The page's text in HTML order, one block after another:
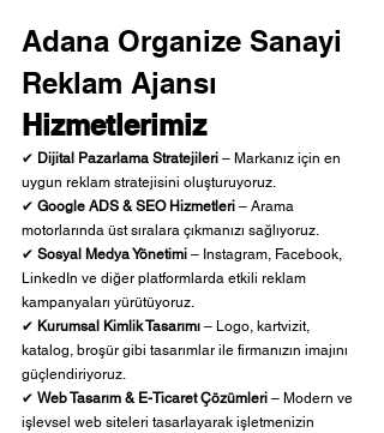
Adana Organize Sanayi
Reklam Ajansı
Hizmetlerimiz
✔ Dijital Pazarlama Stratejileri – Markanız için en
uygun reklam stratejisini oluşturuyoruz.
✔ Google ADS & SEO Hizmetleri – Arama
motorlarında üst sıralara çıkmanızı sağlıyoruz.
✔ Sosyal Medya Yönetimi – Instagram, Facebook,
LinkedIn ve diğer platformlarda etkili reklam
kampanyaları yürütüyoruz.
✔ Kurumsal Kimlik Tasarımı – Logo, kartvizit,
katalog, broşür gibi tasarımlar ile firmanızın imajını
güçlendiriyoruz.
✔ Web Tasarım & E-Ticaret Çözümleri – Modern ve
işlevsel web siteleri tasarlayarak işletmenizin